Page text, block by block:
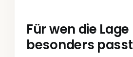
Für wen die Lage
besonders passt